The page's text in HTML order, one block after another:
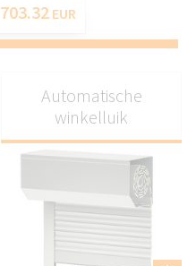
703.32 EUR
Automatische
winkelluik